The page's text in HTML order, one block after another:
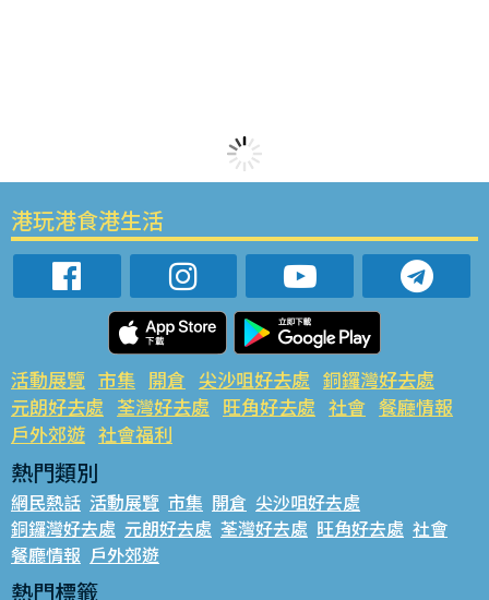
港玩港食港生活
活動展覽 市集 開倉 尖沙咀好去處 銅鑼灣好去處
元朗好去處 荃灣好去處 旺角好去處 社會 餐廳情報
戶外郊遊 社會福利
熱門類別
網民熱話 活動展覽 市集 開倉 尖沙咀好去處
銅鑼灣好去處 元朗好去處 荃灣好去處 旺角好去處 社會
餐廳情報 戶外郊遊
熱門標籤